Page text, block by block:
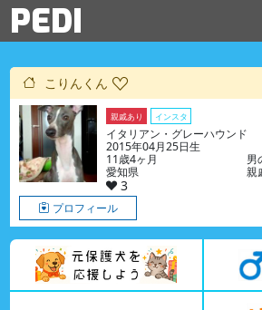
PEDI
こりんくん
親戚あり インスタ
イタリアン・グレーハウンド
2015年04月25日生
11歳4ヶ月
男
愛知県
親
3
プロフィール